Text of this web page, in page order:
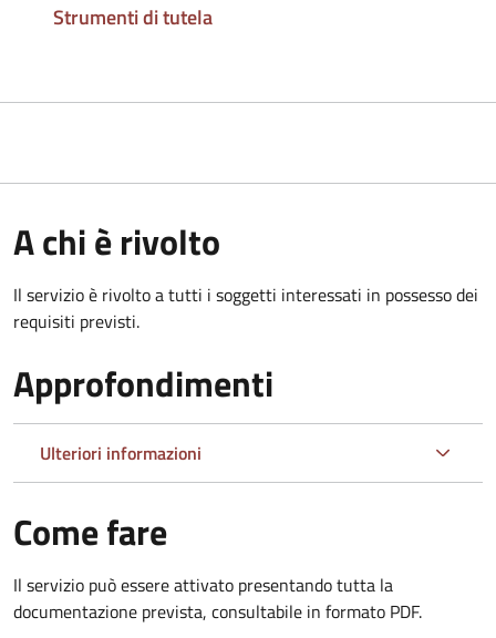
Strumenti di tutela
A chi è rivolto
Il servizio è rivolto a tutti i soggetti interessati in possesso dei
requisiti previsti.
Approfondimenti
Ulteriori informazioni
Come fare
Il servizio può essere attivato presentando tutta la
documentazione prevista, consultabile in formato PDF.